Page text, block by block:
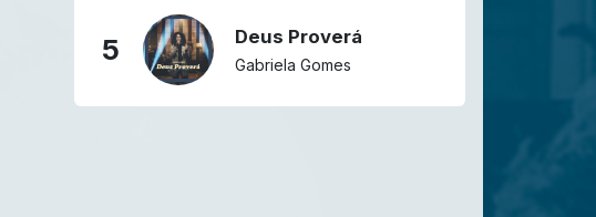
5 Deus Proverá
Gabriela Gomes